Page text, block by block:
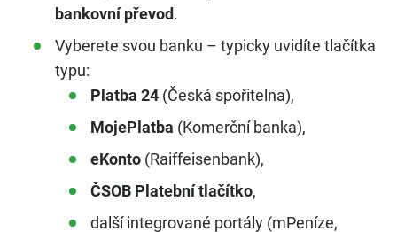
bankovní převod.
Vyberete svou banku – typicky uvidíte tlačítka
typu:
Platba 24 (Česká spořitelna),
MojePlatba (Komerční banka),
eKonto (Raiffeisenbank),
ČSOB Platební tlačítko,
další integrované portály (mPeníze,